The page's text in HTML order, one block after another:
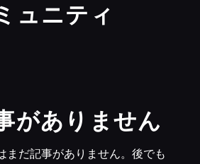
ュニティ
がありません
まだ記事がありません。後でも